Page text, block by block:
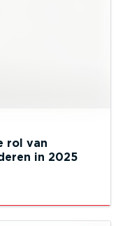
rol van
in 2025